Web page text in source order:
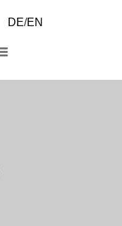
DE/EN